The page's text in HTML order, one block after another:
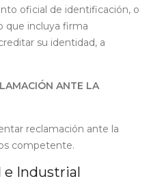
oficial de identificación, o
que incluya firma
su identidad, a
ANTE LA
reclamación ante la
competente.
e Industrial